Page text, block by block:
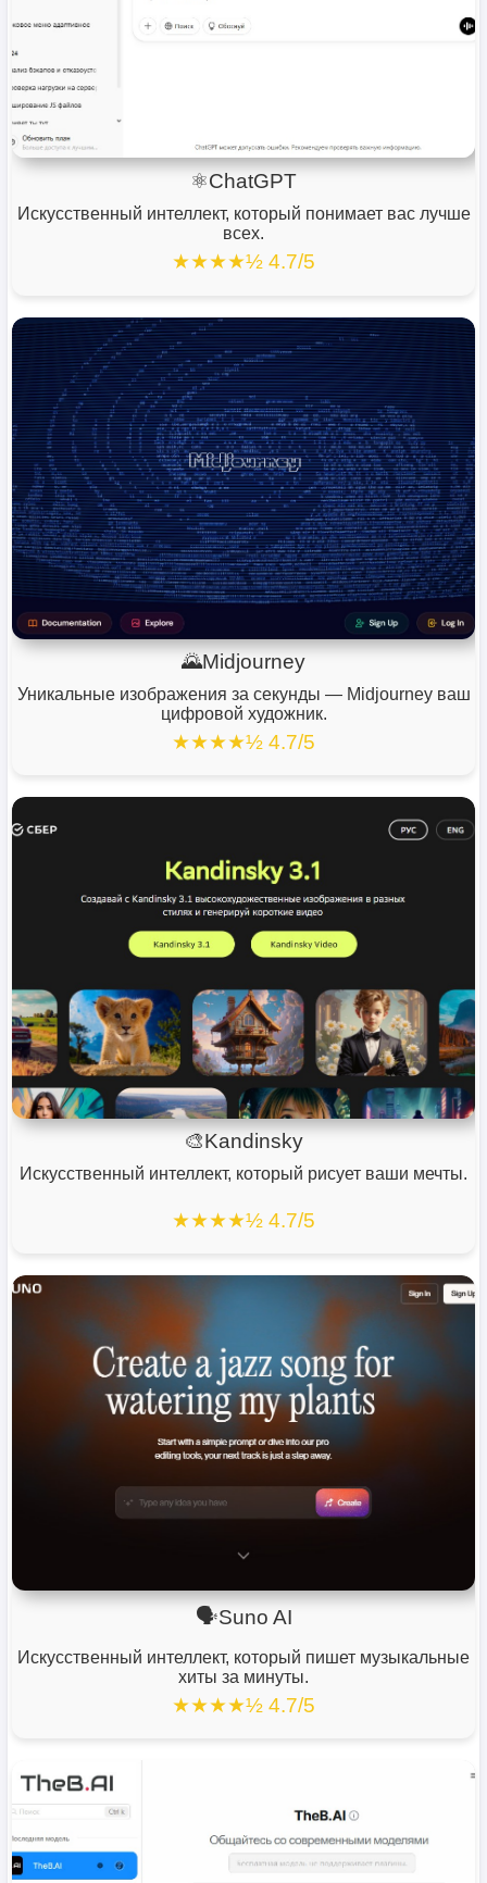
⚛ChatGPT
Искусственный интеллект, который понимает вас лучше
всех.
★★★★½ 4.7/5
🌄Midjourney
Уникальные изображения за секунды — Midjourney ваш
цифровой художник.
★★★★½ 4.7/5
🎨Kandinsky
Искусственный интеллект, который рисует ваши мечты.
★★★★½ 4.7/5
🗣️Suno AI
Искусственный интеллект, который пишет музыкальные
хиты за минуты.
★★★★½ 4.7/5